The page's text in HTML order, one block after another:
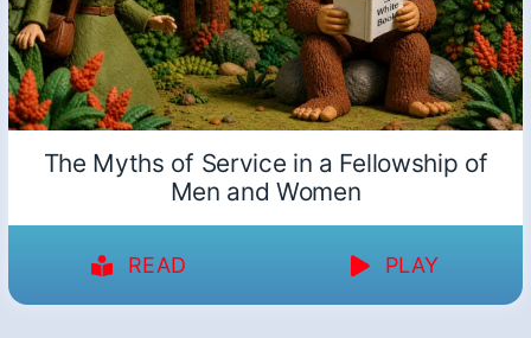
The Myths of Service in a Fellowship of
Men and Women
READ PLAY